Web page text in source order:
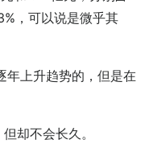
，可以说是微乎其
年上升趋势的，但是在
却不会长久。